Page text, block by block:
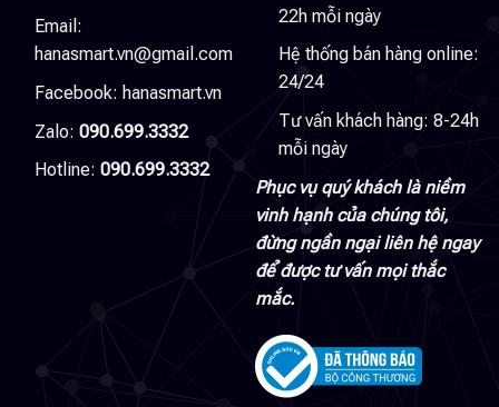
Email:
hanasmart.vn@gmail.com
Facebook: hanasmart.vn
Zalo: 090.699.3332
Hotline: 090.699.3332
22h mỗi ngày
Hệ thống bán hàng online:
24/24
Tư vấn khách hàng: 8-24h
mỗi ngày
Phục vụ quý khách là niềm
vinh hạnh của chúng tôi,
đừng ngần ngại liên hệ ngay
để được tư vấn mọi thắc
mắc.